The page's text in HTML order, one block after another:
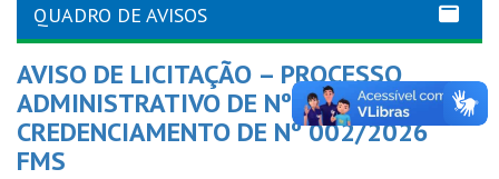
QUADRO DE AVISOS
AVISO DE LICITAÇÃO – PROCESSO
ADMINISTRATIVO DE Nº 005/2026 –
CREDENCIAMENTO DE Nº 002/2026
FMS